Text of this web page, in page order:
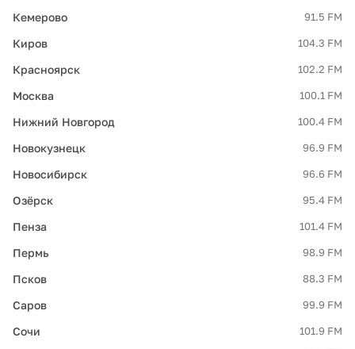
Кемерово 91.5 FM
Киров 104.3 FM
Красноярск 102.2 FM
Москва 100.1 FM
Нижний Новгород 100.4 FM
Новокузнецк 96.9 FM
Новосибирск 96.6 FM
Озёрск 95.4 FM
Пенза 101.4 FM
Пермь 98.9 FM
Псков 88.3 FM
Саров 99.9 FM
Сочи 101.9 FM